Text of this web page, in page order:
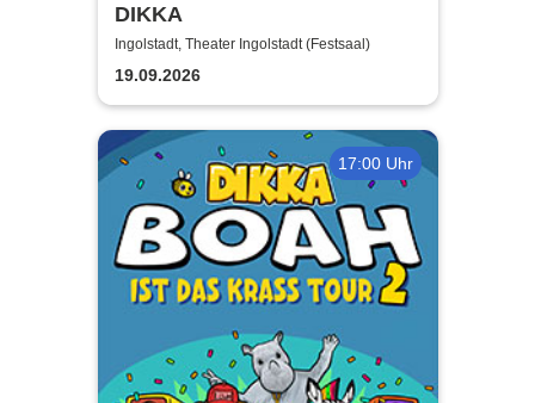
DIKKA
Ingolstadt, Theater Ingolstadt (Festsaal)
19.09.2026
17:00 Uhr